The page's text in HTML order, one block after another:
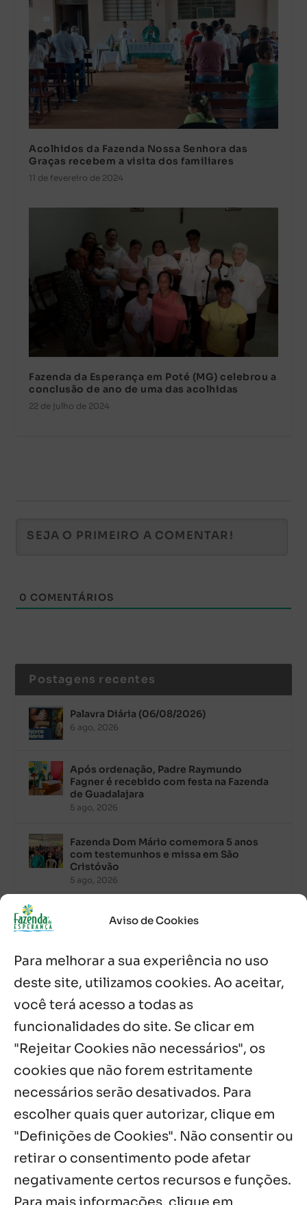
Aviso de Cookies
Para melhorar a sua experiência no uso
deste site, utilizamos cookies. Ao aceitar,
você terá acesso a todas as
funcionalidades do site. Se clicar em
"Rejeitar Cookies não necessários", os
cookies que não forem estritamente
necessários serão desativados. Para
escolher quais quer autorizar, clique em
"Definições de Cookies". Não consentir ou
retirar o consentimento pode afetar
negativamente certos recursos e funções.
Acolhidos da Fazenda Nossa Senhora das
Graças recebem a visita dos familiares
11 de fevereiro de 2024
Fazenda da Esperança em Poté (MG) celebrou a
conclusão de ano de uma das acolhidas
22 de julho de 2024
0 COMENTÁRIOS
Postagens recentes
Palavra Diária (06/08/2026)
6 ago, 2026
Após ordenação, Padre Raymundo
Fagner é recebido com festa na Fazenda
de Guadalajara
5 ago, 2026
Fazenda Dom Mário comemora 5 anos
com testemunhos e missa em São
Cristóvão
5 ago, 2026
Palavra Diária (05/08/2026)
5 ago, 2026
Palavra Diária (04/08/2026)
4 ago, 2026
Palavra de Vida (Agosto de 2026)
Notícias por Categoria
Próximos Eventos